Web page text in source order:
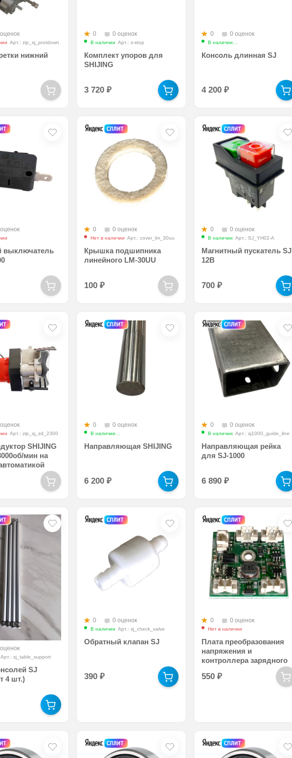
Арт.: zip_sj_protdown
нижний
0 0 оценок
В наличии Арт.: s-stop
Комплект упоров для
SHIJING
3 720₽
0 0 оценок
В наличии
Консоль длинная SJ
4 200₽
выключатель
0 0 оценок
Нет в наличии Арт.: cover_lm_30uu
Крышка подшипника
линейного LM-30UU
100₽
0 0 оценок
В наличии Арт.: SJ_YH02-A
Магнитный пускатель SJ
12B
700₽
Арт.: zip_sj_zd_2300
SHIJING
мин на
0 0 оценок
В наличии
Направляющая SHIJING
6 200₽
0 0 оценок
В наличии Арт.: sj1000_guide_line
Направляющая рейка
для SJ-1000
6 890₽
Арт.: sj_table_support
SJ
4 шт.)
0 0 оценок
В наличии Арт.: sj_check_valve
Обратный клапан SJ
390₽
0 0 оценок
Нет в наличии
Плата преобразования
напряжения и
контроллера зарядного
550₽